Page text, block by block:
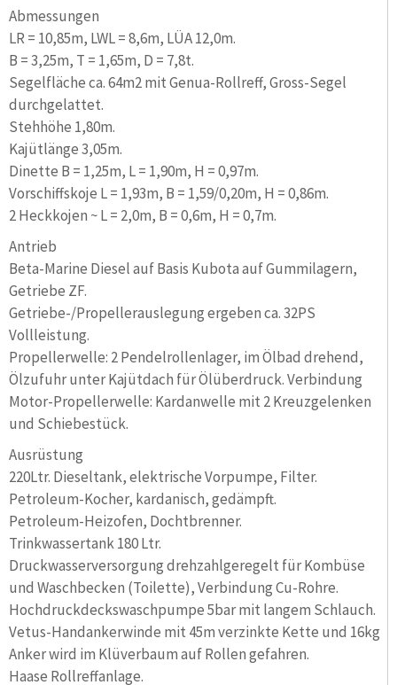
Abmessungen
LR = 10,85m, LWL = 8,6m, LÜA 12,0m.
B = 3,25m, T = 1,65m, D = 7,8t.
Segelfläche ca. 64m2 mit Genua-Rollreff, Gross-Segel
durchgelattet.
Stehhöhe 1,80m.
Kajütlänge 3,05m.
Dinette B = 1,25m, L = 1,90m, H = 0,97m.
Vorschiffskoje L = 1,93m, B = 1,59/0,20m, H = 0,86m.
2 Heckkojen ~ L = 2,0m, B = 0,6m, H = 0,7m.
Antrieb
Beta-Marine Diesel auf Basis Kubota auf Gummilagern,
Getriebe ZF.
Getriebe-/Propellerauslegung ergeben ca. 32PS
Vollleistung.
Propellerwelle: 2 Pendelrollenlager, im Ölbad drehend,
Ölzufuhr unter Kajütdach für Ölüberdruck. Verbindung
Motor-Propellerwelle: Kardanwelle mit 2 Kreuzgelenken
und Schiebestück.
Ausrüstung
220Ltr. Dieseltank, elektrische Vorpumpe, Filter.
Petroleum-Kocher, kardanisch, gedämpft.
Petroleum-Heizofen, Dochtbrenner.
Trinkwassertank 180 Ltr.
Druckwasserversorgung drehzahlgeregelt für Kombüse
und Waschbecken (Toilette), Verbindung Cu-Rohre.
Hochdruckdeckswaschpumpe 5bar mit langem Schlauch.
Vetus-Handankerwinde mit 45m verzinkte Kette und 16kg
Anker wird im Klüverbaum auf Rollen gefahren.
Haase Rollreffanlage.